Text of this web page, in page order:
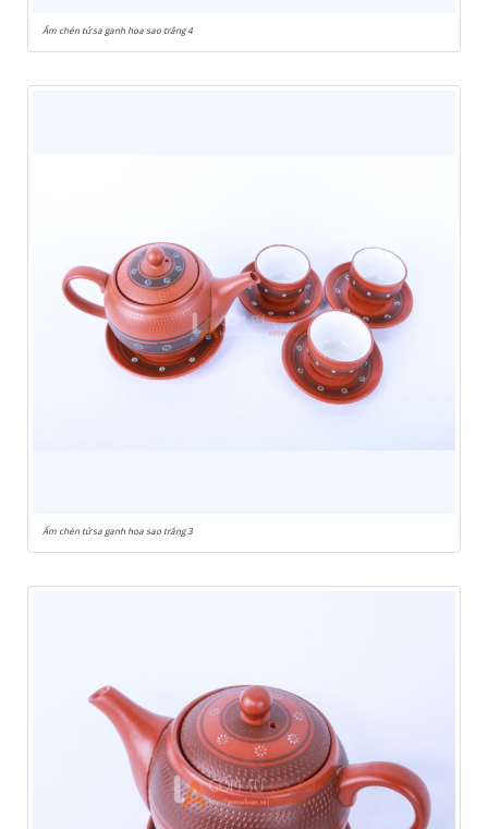
Ấm chén tử sa ganh hoa sao trắng 4
Ấm chén tử sa ganh hoa sao trắng 3